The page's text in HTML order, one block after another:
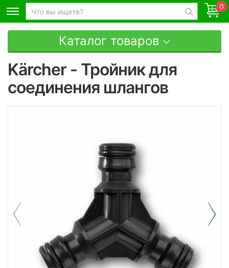
0
Каталог товаров
Kärcher - Тройник для
соединения шлангов